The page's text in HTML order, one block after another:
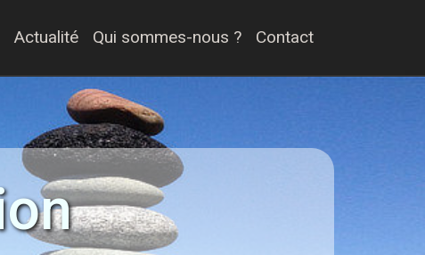
Actualité Qui sommes-nous ? Contact